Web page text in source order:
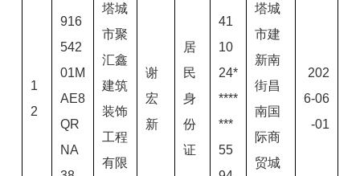
1
2
916
542
01M
AE8
QR
NA
塔城
市聚
汇鑫
建筑
装饰
工程
有限
谢
宏
新
居
民
身
份
证
41
10
24*
****
***
55
塔城
市建
新南
街昌
南国
际商
贸城
202
6-06
-01